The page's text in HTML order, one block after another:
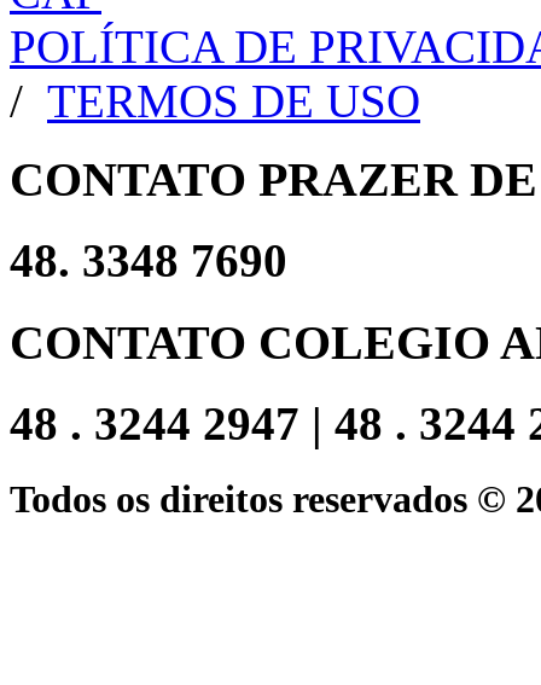
POLÍTICA DE
/ TERMOS DE USO
CONTATO PRAZER
48. 3348 7690
CONTATO COLEGIO
48 . 3244 2947 | 48 . 3244
Todos os direitos reservados ©